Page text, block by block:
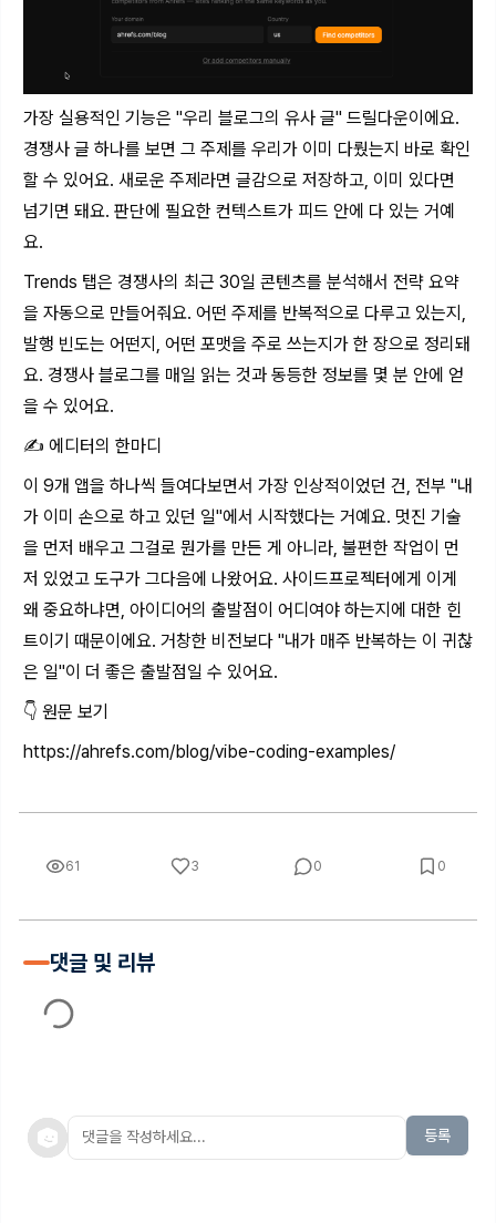
가장 실용적인 기능은 "우리 블로그의 유사 글" 드릴다운이에요.
경쟁사 글 하나를 보면 그 주제를 우리가 이미 다뤘는지 바로 확인
할 수 있어요. 새로운 주제라면 글감으로 저장하고, 이미 있다면
넘기면 돼요. 판단에 필요한 컨텍스트가 피드 안에 다 있는 거예
요.
Trends 탭은 경쟁사의 최근 30일 콘텐츠를 분석해서 전략 요약
을 자동으로 만들어줘요. 어떤 주제를 반복적으로 다루고 있는지,
발행 빈도는 어떤지, 어떤 포맷을 주로 쓰는지가 한 장으로 정리돼
요. 경쟁사 블로그를 매일 읽는 것과 동등한 정보를 몇 분 안에 얻
을 수 있어요.
✍️ 에디터의 한마디
이 9개 앱을 하나씩 들여다보면서 가장 인상적이었던 건, 전부 "내
가 이미 손으로 하고 있던 일"에서 시작했다는 거예요. 멋진 기술
을 먼저 배우고 그걸로 뭔가를 만든 게 아니라, 불편한 작업이 먼
저 있었고 도구가 그다음에 나왔어요. 사이드프로젝터에게 이게
왜 중요하냐면, 아이디어의 출발점이 어디여야 하는지에 대한 힌
트이기 때문이에요. 거창한 비전보다 "내가 매주 반복하는 이 귀찮
은 일"이 더 좋은 출발점일 수 있어요.
👇 원문 보기
https://ahrefs.com/blog/vibe-coding-examples/
61 3 0 0
댓글 및 리뷰
등록